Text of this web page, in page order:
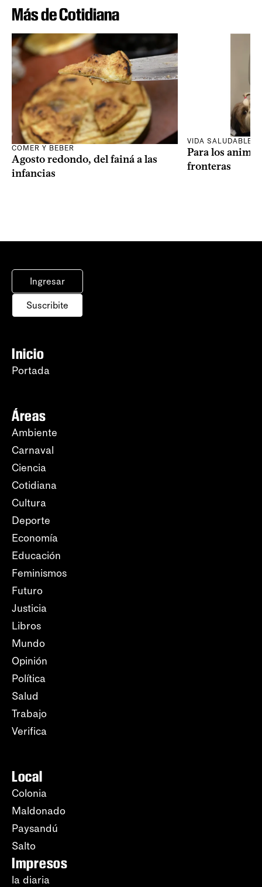
Más de Cotidiana
COMER Y BEBER
Agosto redondo, del fainá a las
infancias
VIDA SALUDABLE
Para los
fronteras
Ingresar
Suscribite
Inicio
Portada
Áreas
Ambiente
Carnaval
Ciencia
Cotidiana
Cultura
Deporte
Economía
Educación
Feminismos
Futuro
Justicia
Libros
Mundo
Opinión
Política
Salud
Trabajo
Verifica
Local
Colonia
Maldonado
Paysandú
Salto
Impresos
la diaria